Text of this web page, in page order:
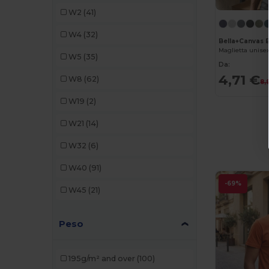
iDeal Basic Brand
W2 (41)
W4 (32)
W5 (35)
W8 (62)
W19 (2)
W21 (14)
W32 (6)
W40 (91)
W45 (21)
Peso
195g/m² and over (100)
Bella+Canvas
Maglietta
Da:
4,71 €
-69%